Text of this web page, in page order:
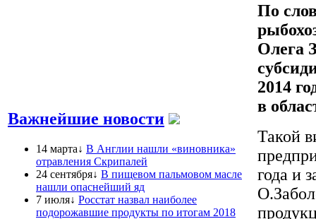
Важнейшие новости
14 марта↓ В Англии нашли «виновника»
отравления Скрипалей
24 сентября↓ В пищевом пальмовом масле
нашли опаснейший яд
7 июля↓ Росстат назвал наиболее
подорожавшие продукты по итогам 2018
По
Олега
2014
в
Такой
года и